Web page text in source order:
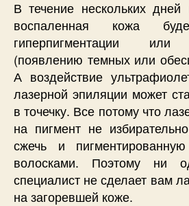
В течение нескольких
воспаленная кожа
гиперпигментации или
(появлению темных или
А воздействие
лазерной эпиляции может
в точечку. Все потому что
на пигмент не
сжечь и
волосками. Поэтому ни
специалист не сделает вам
на загоревшей коже.